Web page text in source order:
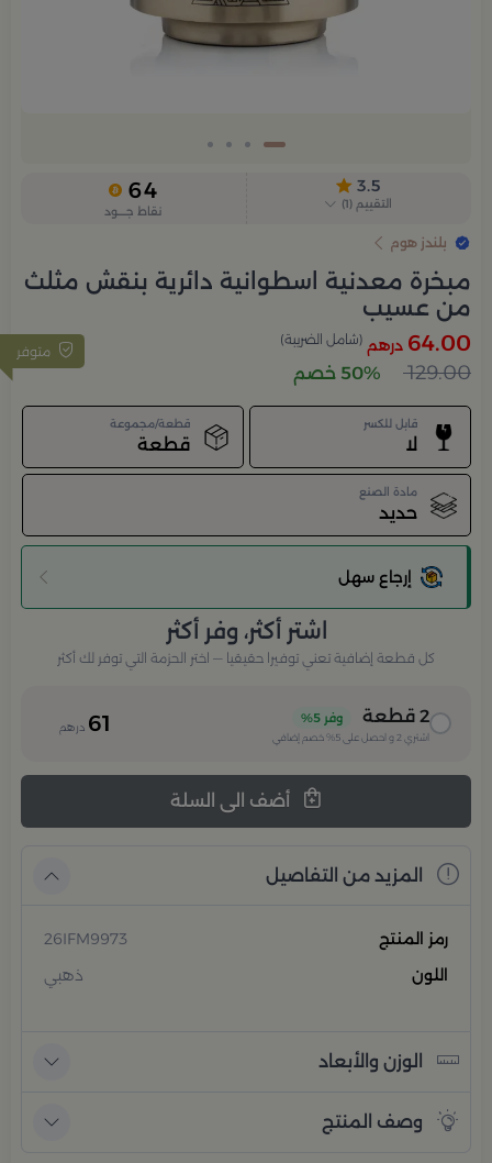
3.5
التقييم (
1
)
64
نقاط جــــود
بلندز هوم
مبخرة معدنية اسطوانية دائرية بنقش مثلث
من عسيب
متوفر 64.00 درهم (شامل الضريبة)
129.00 50% خصم
قابل للكسر
لا
قطعة/مجموعة
قطعة
مادة الصنع
حديد
إرجاع سهل
اشتر أكثر، وفر أكثر
كل قطعة إضافية تعني توفيرا حقيقيا — اختر الحزمة التي توفر لك أكثر
2 قطعة وفر 5%
اشتري 2 و احصل على 5% خصم إضافي 61 درهم
المزيد من التفاصيل
رمز المنتج
26IFM9973
اللون
ذهبي
الوزن والأبعاد
وصف المنتج